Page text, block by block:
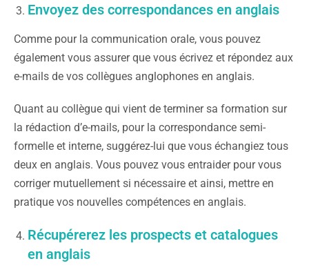
Envoyez des correspondances en anglais
Comme pour la communication orale, vous pouvez
également vous assurer que vous écrivez et répondez aux
e-mails de vos collègues anglophones en anglais.
Quant au collègue qui vient de terminer sa formation sur
la rédaction d’e-mails, pour la correspondance semi-
formelle et interne, suggérez-lui que vous échangiez tous
deux en anglais. Vous pouvez vous entraider pour vous
corriger mutuellement si nécessaire et ainsi, mettre en
pratique vos nouvelles compétences en anglais.
Récupérerez les prospects et catalogues
en anglais